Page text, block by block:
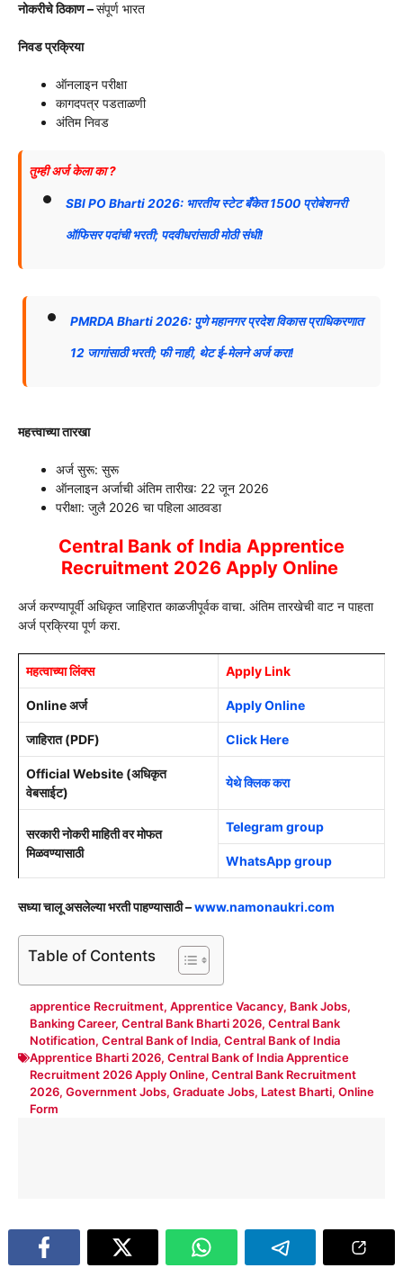
नोकरीचे ठिकाण –संपूर्ण भारत
निवड प्रक्रिया
ऑनलाइन परीक्षा
कागदपत्र पडताळणी
अंतिम निवड
तुम्ही अर्ज केला का ?
SBI POBharti 2026: भारतीय स्टेट बँकेत 1500 प्रोबेशनरी
ऑफिसर पदांची भरती; पदवीधरांसाठी मोठी संधी!
PMRDA Bharti2026: पुणे महानगर प्रदेश विकास प्राधिकरणात
12 जागांसाठी भरती; फी नाही, थेट ई-मेलने अर्ज करा!
महत्त्वाच्या तारखा
अर्ज सुरू: सुरू
ऑनलाइन अर्जाची अंतिम तारीख: 22 जून 2026
परीक्षा: जुलै 2026 चा पहिला आठवडा
Central Bank of India Apprentice
Recruitment 2026 Apply Online
अर्ज करण्यापूर्वी अधिकृत जाहिरात काळजीपूर्वक वाचा. अंतिम तारखेची वाट न पाहता
अर्ज प्रक्रिया पूर्ण करा.
महत्वाच्या लिंक्स Apply Link
Online अर्ज Apply Online
जाहिरात (PDF) Click Here
Official Website (अधिकृत
वेबसाईट)
येथे क्लिक करा
सरकारी नोकरी माहिती वर मोफत
मिळवण्यासाठी
Telegram group
WhatsApp group
सध्या चालू असलेल्या भरती पाहण्यासाठी –www.namonaukri.com
Table of Contents
apprentice Recruitment, Apprentice Vacancy, Bank Jobs,
Banking Career, Central Bank Bharti 2026, Central Bank
Notification, Central Bank of India, Central Bank of India
Apprentice Bharti 2026, Central Bank of India Apprentice
Recruitment 2026 Apply Online, Central Bank Recruitment
2026, Government Jobs, Graduate Jobs, Latest Bharti, Online
Form